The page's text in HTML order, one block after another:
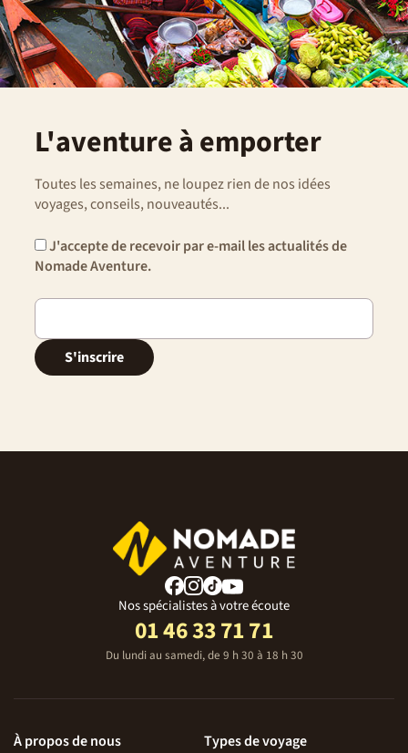
L'aventure à emporter
Toutes les semaines, ne loupez rien de nos idées
voyages, conseils, nouveautés...
J'accepte de recevoir par e-mail les actualités de
Nomade Aventure.
S'inscrire
Nos spécialistes à votre écoute
01 46 33 71 71
Du lundi au samedi, de 9 h 30 à 18 h 30
À propos de nous Types de voyage